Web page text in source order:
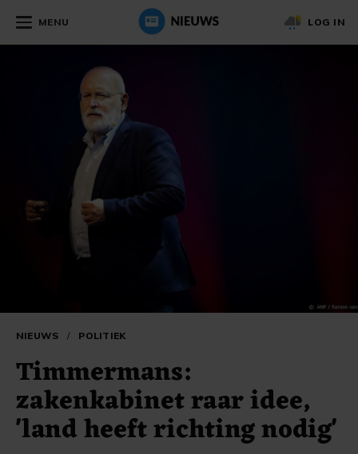
MENU LOG IN
NIEUWS / POLITIEK
Timmermans:
zakenkabinet raar idee,
'land heeft richting nodig'